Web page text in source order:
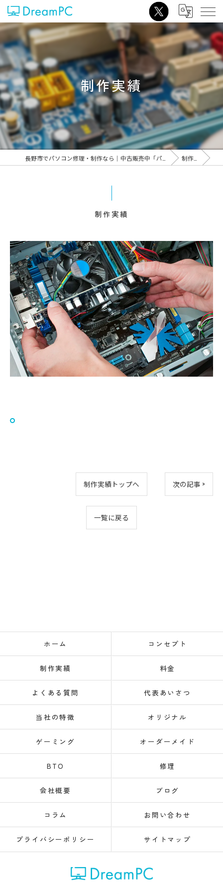
制作実績
制作実績
制作実績
制作実績トップへ 次の記事 >
一覧に戻る
ホーム コンセプト
制作実績 料金
よくある質問 代表あいさつ
当社の特徴 オリジナル
ゲーミング オーダーメイド
BTO 修理
会社概要 ブログ
コラム お問い合わせ
プライバシーポリシー サイトマップ